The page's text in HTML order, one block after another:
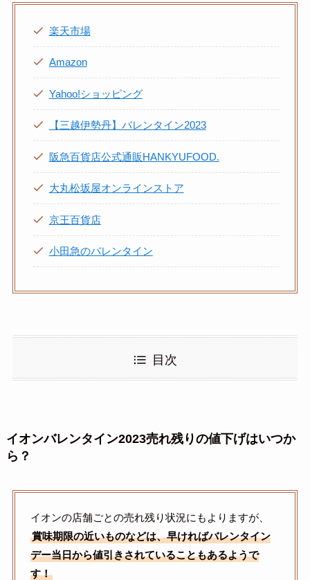
楽天市場
Amazon
Yahoo!ショッピング
【三越伊勢丹】バレンタイン2023
阪急百貨店公式通販HANKYUFOOD.
大丸松坂屋オンラインストア
京王百貨店
小田急のバレンタイン
目次
イオンバレンタイン2023売れ残りの値下げはいつか
ら？
イオンの店舗ごとの売れ残り状況にもよりますが、
賞味期限の近いものなどは、早ければバレンタイン
デー当日から値引きされていることもあるようで
す！